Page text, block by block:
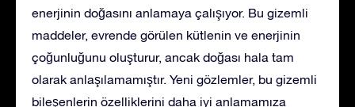
enerjinin doğasını anlamaya çalışıyor. Bu gizemli
maddeler, evrende görülen kütlenin ve enerjinin
çoğunluğunu oluşturur, ancak doğası hala tam
olarak anlaşılamamıştır. Yeni gözlemler, bu gizemli
bileşenlerin özelliklerini daha iyi anlamamıza